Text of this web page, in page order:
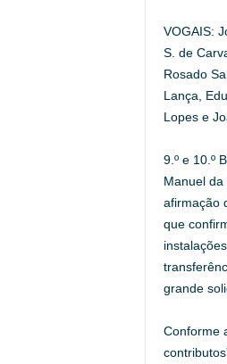
VOGAIS:
S. de
Rosado
Lança,
Lopes e
9.º e 10.º
Manuel
afirmação
que
grande
Conforme